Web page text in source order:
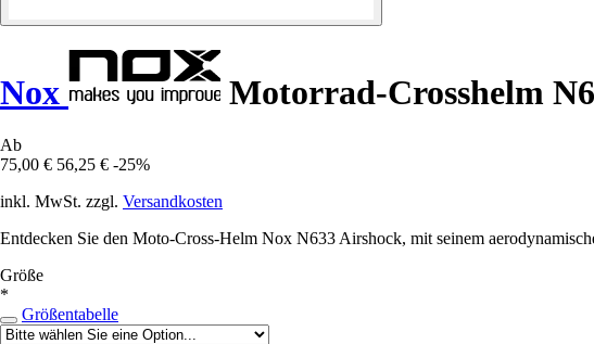
Nox Motorrad-Crosshelm
Ab
75,00 € 56,25 € -25%
inkl. MwSt. zzgl. Versandkosten
Entdecken Sie den Moto-Cross-Helm Nox N633 Airshock, mit seinem
Größe
*
Größentabelle